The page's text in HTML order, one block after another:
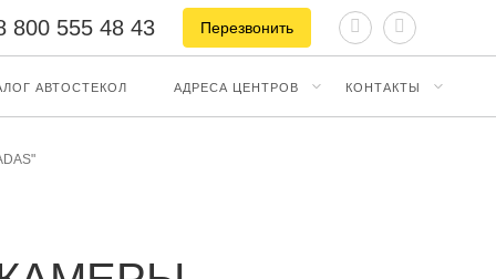
800 555 48 43 Перезвонить
АВТОСТЕКОЛ АДРЕСА ЦЕНТРОВ КОНТАКТЫ